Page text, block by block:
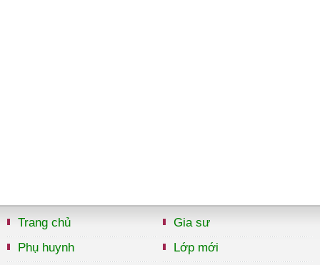
Trang chủ
Phụ huynh
Gia sư
Lớp mới